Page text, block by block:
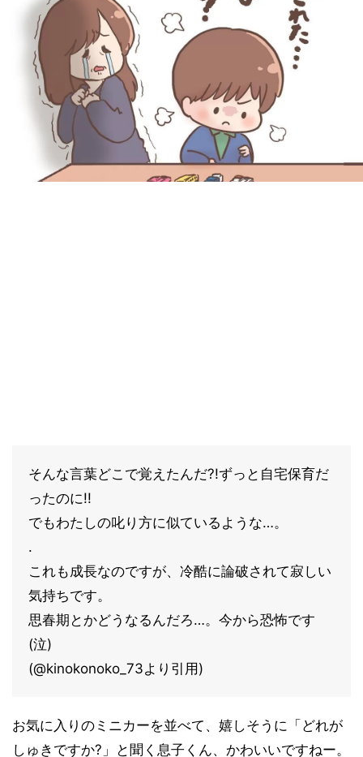
そんな言葉どこで覚えたんだ?!ずっと自宅保育だ
ったのに!!
でもわたしの叱り方に似ているような…。
.
これも成長なのですが、冷酷に論破されて寂しい
気持ちです。
思春期とかどうなるんだろ…。今から恐怖です
(泣)
(@kinokonoko_73より引用)
お気に入りのミニカーを並べて、嬉しそうに「どれが
しゅきですか?」と聞く息子くん、かわいいですねー。